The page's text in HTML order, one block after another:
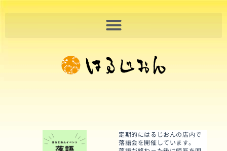
定期的にはるじおんの店内で
落語会を開催しています。